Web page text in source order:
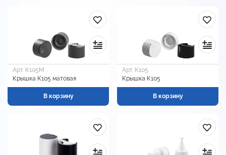
Арт. К105М
Крышка К105 матовая
В корзину
Арт. К105
Крышка К105
В корзину